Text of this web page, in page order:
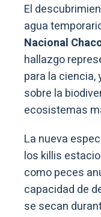
El
agua
Nacional
hallazgo
para la
sobre la
ecosistemas
La nueva
los killis
como peces
capacidad de
se secan